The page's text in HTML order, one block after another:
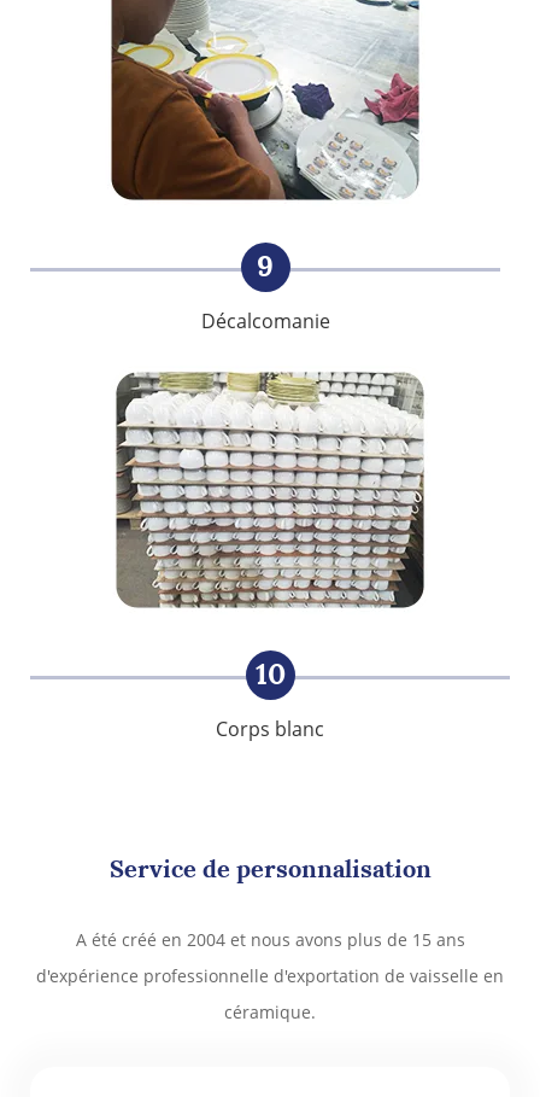
9
Décalcomanie
10
Corps blanc
Service de personnalisation
A été créé en 2004 et nous avons plus de 15 ans
d'expérience professionnelle d'exportation de vaisselle en
céramique.